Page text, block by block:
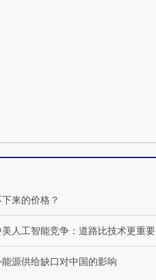
来的价格？
美人工智能竞争：道路比技术更重要
源供给缺口对中国的影响